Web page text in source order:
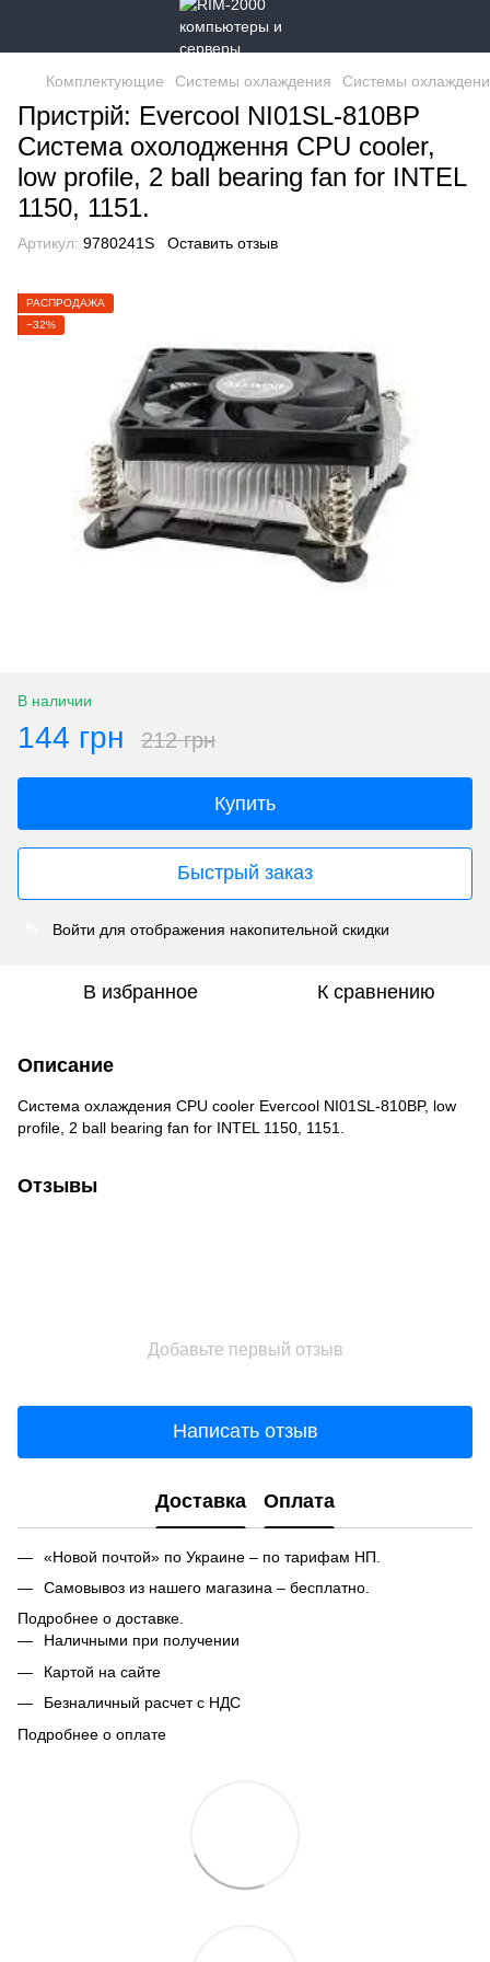
Комплектующие Системы охлаждения Системы
Пристрій: Evercool NI01SL-810BP
Система охолодження CPU cooler,
low profile, 2 ball bearing fan for INTEL
1150, 1151.
Артикул: 9780241S Оставить отзыв
РАСПРОДАЖА
−32%
В наличии
144 грн 212 грн
Купить
Быстрый заказ
Войти для отображения накопительной скидки
В избранное К сравнению
Описание
Система охлаждения CPU cooler Evercool NI01SL-810BP, low
profile, 2 ball bearing fan for INTEL 1150, 1151.
Отзывы
Добавьте первый отзыв
Написать отзыв
Доставка Оплата
«Новой почтой» по Украине – по тарифам НП.
Самовывоз из нашего магазина – бесплатно.
Подробнее о доставке.
Наличными при получении
Картой на сайте
Безналичный расчет с НДС
Подробнее о оплате